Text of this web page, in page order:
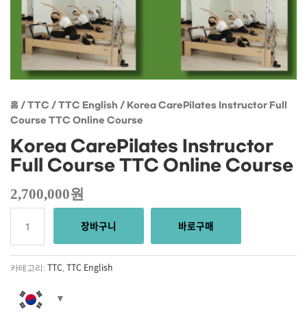
홈 / TTC / TTC English / Korea CarePilates Instructor Full
Course TTC Online Course
Korea CarePilates Instructor
Full Course TTC Online Course
2,700,000원
장바구니 바로구매
카테고리: TTC, TTC English